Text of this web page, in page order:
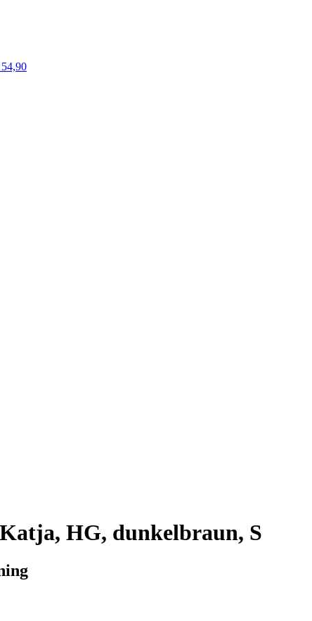
HG, dunkelbraun, S